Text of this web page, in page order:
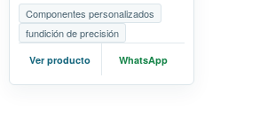
precisión de componentes de
propulsión para yates
Componentes personalizados
fundición de precisión
Ver producto WhatsApp